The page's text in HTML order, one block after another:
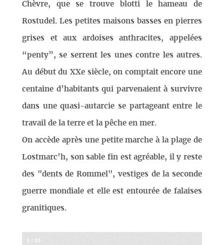
Chèvre, que se trouve blotti le hameau de
Rostudel. Les petites maisons basses en pierres
grises et aux ardoises anthracites, appelées
“penty”, se serrent les unes contre les autres.
Au début du XXe siècle, on comptait encore une
centaine d’habitants qui parvenaient à survivre
dans une quasi-autarcie se partageant entre le
travail de la terre et la pêche en mer.
On accède après une petite marche à la plage de
Lostmarc’h, son sable fin est agréable, il y reste
des "dents de Rommel", vestiges de la seconde
guerre mondiale et elle est entourée de falaises
granitiques.
1 / 15